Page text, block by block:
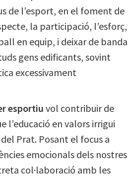
de l’esport, en el foment de
la participació, l’esforç,
en equip, i deixar de banda
gens edificants, sovint
excessivament
esportiu vol contribuir de
l’educació en valors irrigui
Prat. Posant el focus a
emocionals dels nostres
col·laboració amb les